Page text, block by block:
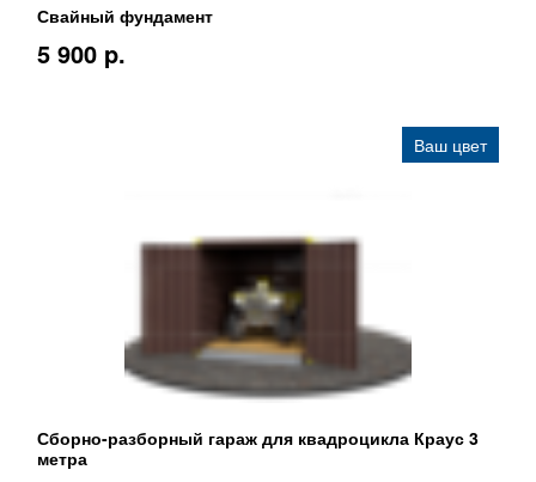
Свайный фундамент
5 900 p.
Ваш цвет
Сборно-разборный гараж для квадроцикла Краус 3
метра